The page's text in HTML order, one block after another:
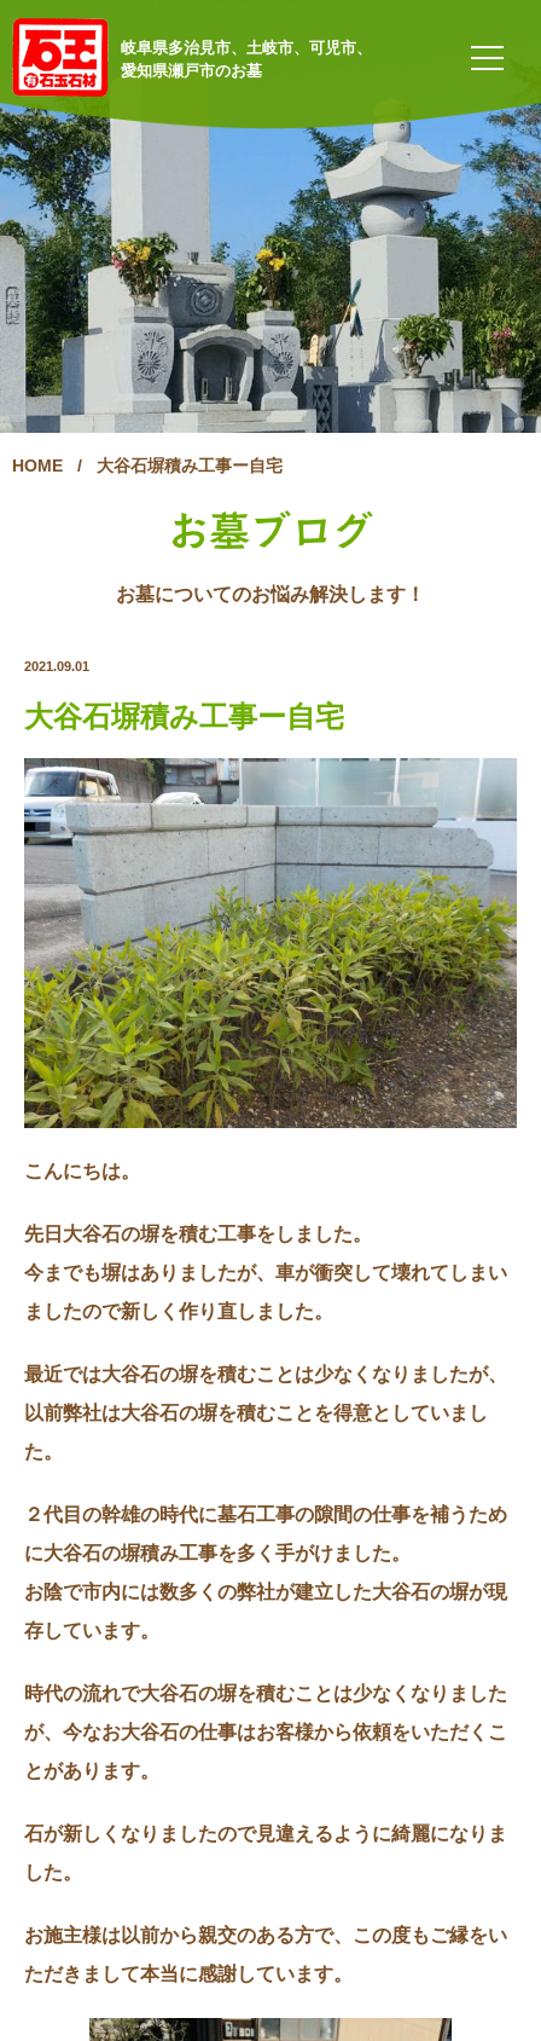
岐阜県多治見市、土岐市、可児市、
愛知県瀬戸市のお墓
HOME / 大谷石塀積み工事ー自宅
お墓ブログ
お墓についてのお悩み解決します！
2021.09.01
大谷石塀積み工事ー自宅
こんにちは。
先日大谷石の塀を積む工事をしました。
今までも塀はありましたが、車が衝突して壊れてしまい
ましたので新しく作り直しました。
最近では大谷石の塀を積むことは少なくなりましたが、
以前弊社は大谷石の塀を積むことを得意としていまし
た。
２代目の幹雄の時代に墓石工事の隙間の仕事を補うため
に大谷石の塀積み工事を多く手がけました。
お陰で市内には数多くの弊社が建立した大谷石の塀が現
存しています。
時代の流れで大谷石の塀を積むことは少なくなりました
が、今なお大谷石の仕事はお客様から依頼をいただくこ
とがあります。
石が新しくなりましたので見違えるように綺麗になりま
した。
お施主様は以前から親交のある方で、この度もご縁をい
ただきまして本当に感謝しています。